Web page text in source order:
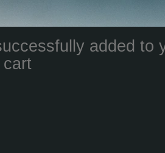
added to
cart